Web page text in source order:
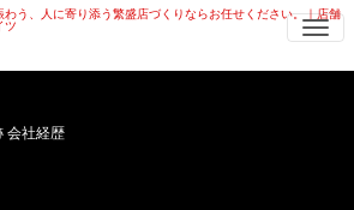
う、人に寄り添う繁盛店づくりならお任せください。｜店舗
ツ
会社経歴
方ベーカリーカ
しに行って来ま